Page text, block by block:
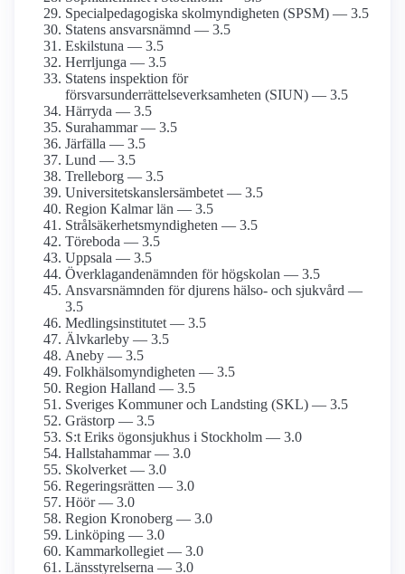
Specialpedagogiska skolmyndigheten (SPSM) — 3.5
Statens ansvarsnämnd — 3.5
Eskilstuna — 3.5
Herrljunga — 3.5
Statens inspektion för
försvarsunderrättelseverksamheten (SIUN) — 3.5
Härryda — 3.5
Surahammar — 3.5
Järfälla — 3.5
Lund — 3.5
Trelleborg — 3.5
Universitetskanslersämbetet — 3.5
Region Kalmar län — 3.5
Strålsäkerhetsmyndigheten — 3.5
Töreboda — 3.5
Uppsala — 3.5
Överklagandenämnden för högskolan — 3.5
Ansvarsnämnden för djurens hälso- och sjukvård —
3.5
Medlingsinstitutet — 3.5
Älvkarleby — 3.5
Aneby — 3.5
Folkhälsomyndigheten — 3.5
Region Halland — 3.5
Sveriges Kommuner och Landsting (SKL) — 3.5
Grästorp — 3.5
S:t Eriks ögonsjukhus i Stockholm — 3.0
Hallstahammar — 3.0
Skolverket — 3.0
Regeringsrätten — 3.0
Höör — 3.0
Region Kronoberg — 3.0
Linköping — 3.0
Kammarkollegiet — 3.0
Länsstyrelserna — 3.0